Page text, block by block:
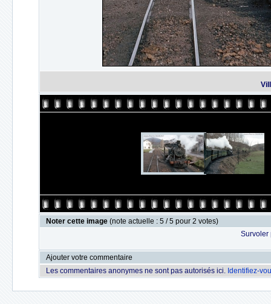
Noter cette image (note actuelle : 5 / 5 pour 2 votes)
Survoler
Ajouter votre commentaire
Les commentaires anonymes ne sont pas autorisés ici. Identifiez-